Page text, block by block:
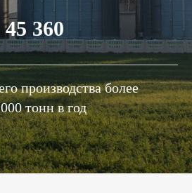
45 360
производства более
тонн в год